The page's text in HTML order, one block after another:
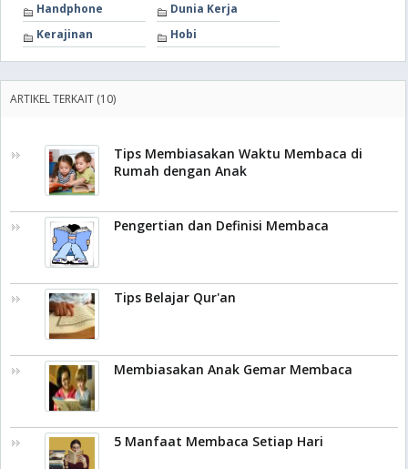
Handphone
Dunia Kerja
Kerajinan
Hobi
ARTIKEL TERKAIT (10)
Tips Membiasakan Waktu Membaca di
Rumah dengan Anak
Pengertian dan Definisi Membaca
Tips Belajar Qur'an
Membiasakan Anak Gemar Membaca
5 Manfaat Membaca Setiap Hari